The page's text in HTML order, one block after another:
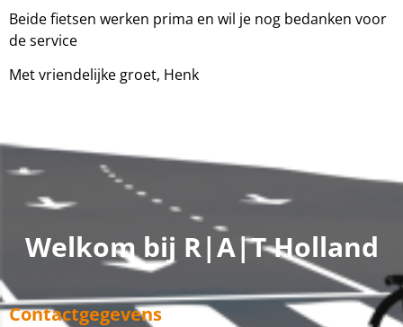
Beide fietsen werken prima en wil je nog bedanken voor
de service
Met vriendelijke groet, Henk
Welkom bij R|A|T Holland
Contactgegevens